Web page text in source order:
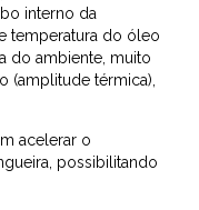
interno da
temperatura do óleo
do ambiente, muito
(amplitude térmica),
acelerar o
possibilitando